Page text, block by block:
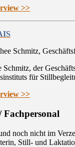
>>
der
für
>>
noch nicht im
Still- und